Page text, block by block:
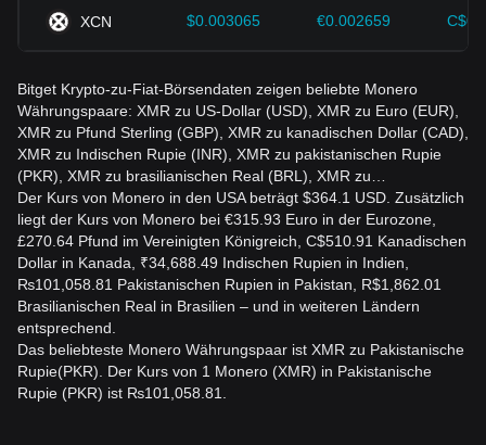
XCN $0.003065 €0.002659
Bitget Krypto-zu-Fiat-Börsendaten zeigen beliebte Monero
Währungspaare: XMR zu US-Dollar (USD), XMR zu Euro (EUR),
XMR zu Pfund Sterling (GBP), XMR zu kanadischen Dollar (CAD),
XMR zu Indischen Rupie (INR), XMR zu pakistanischen Rupie
(PKR), XMR zu brasilianischen Real (BRL), XMR zu…
Der Kurs von Monero in den USA beträgt $364.1 USD. Zusätzlich
liegt der Kurs von Monero bei €315.93 Euro in der Eurozone,
£270.64 Pfund im Vereinigten Königreich, C$510.91 Kanadischen
Dollar in Kanada, ₹34,688.49 Indischen Rupien in Indien,
₨101,058.81 Pakistanischen Rupien in Pakistan, R$1,862.01
Brasilianischen Real in Brasilien – und in weiteren Ländern
entsprechend.
Das beliebteste Monero Währungspaar ist XMR zu Pakistanische
Rupie(PKR). Der Kurs von 1 Monero (XMR) in Pakistanische
Rupie (PKR) ist ₨101,058.81.